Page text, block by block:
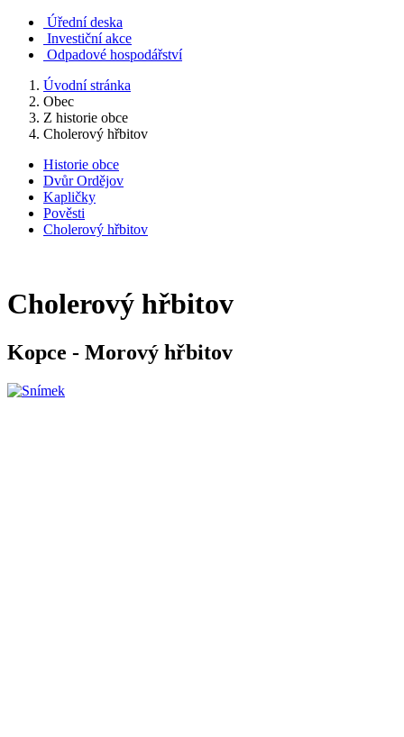
Úřední deska
Investiční akce
Odpadové hospodářství
Úvodní stránka
Obec
Z historie obce
Cholerový hřbitov
Historie obce
Dvůr Ordějov
Kapličky
Pověsti
Cholerový hřbitov
Cholerový hřbitov
Kopce - Morový hřbitov